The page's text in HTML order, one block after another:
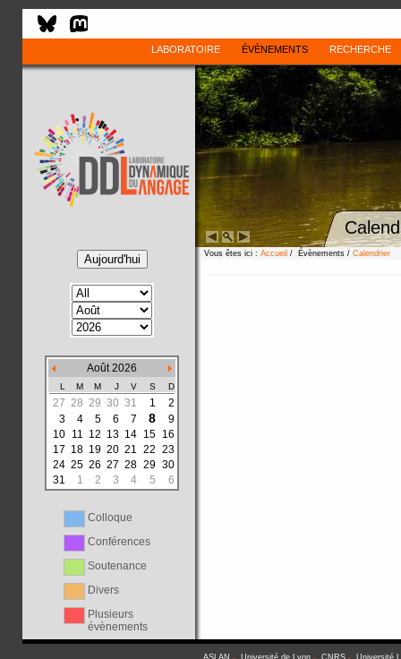
LABORATOIRE ÉVÈNEMENTS RECHERCHE
Août 2026
L M M J V S D
27 28 29 30 31 1
2
3
4 5 6 7 8
9
10 11 12 13 14 15 16
17 18 19 20 21 22 23
24 25 26 27 28 29 30
31
1 2 3 4 5 6
Colloque
Conférences
Soutenance
Divers
Plusieurs
évènements
Vous êtes ici : Accueil / Évènements / Calendrier
ASLAN - Université de Lyon- CNRS- Université